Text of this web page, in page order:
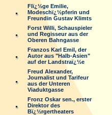
Flï¿½ge Emilie,
Modeschï¿½pferin und
Freundin Gustav Klimts
Forst Willi, Schauspieler
und Regisseur aus der
Oberen Bahngasse
Franzos Karl Emil, der
Autor aus "Halb-Asien"
auf der Landstraï¿½e
Freud Alexander,
Journalist und Tarifeur
aus der Unteren
Viaduktgasse
Fronz Oskar sen., erster
Direktor des
Bï¿½rgertheaters